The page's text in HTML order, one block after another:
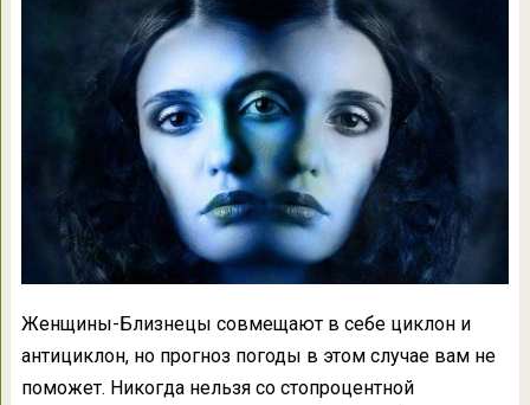
Женщины-Близнецы совмещают в себе циклон и
антициклон, но прогноз погоды в этом случае вам не
поможет. Никогда нельзя со стопроцентной